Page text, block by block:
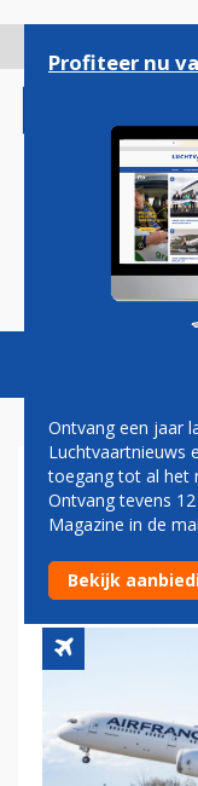
gaan
Magazine
AIR
Profiteer nu
Ontvang een jaar
Luchtvaartnieuws
toegang tot al het
Ontvang tevens
Magazine in de
Bekijk